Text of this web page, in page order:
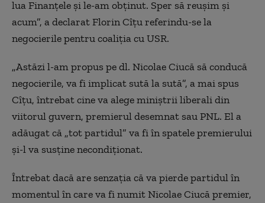
lua Finanțele și le-am obținut. Sper să reușim și
acum”, a declarat Florin Cîțu referindu-se la
negocierile pentru coaliția cu USR.
„Astăzi l-am propus pe dl. Nicolae Ciucă să conducă
negocierile, va fi implicat sută la sută”, a mai spus
Cîțu, întrebat cine va alege miniștrii liberali din
viitorul guvern, premierul desemnat sau PNL. El a
adăugat că „tot partidul” va fi în spatele premierului
și-l va susține necondiționat.
Întrebat dacă are senzația că va pierde partidul în
momentul în care va fi numit Nicolae Ciucă premier,